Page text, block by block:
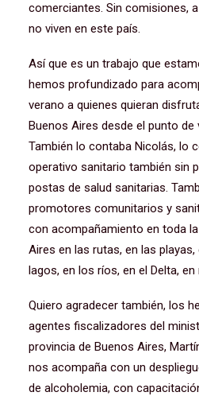
comerciantes. Sin comisiones,
no viven en este país.
Así que es un trabajo que
hemos profundizado para
verano a quienes quieran
Buenos Aires desde el punto de
También lo contaba Nicolás, lo
operativo sanitario también sin
postas de salud sanitarias.
promotores comunitarios y
con acompañamiento en toda
Aires en las rutas, en las
lagos, en los ríos, en el Delta,
Quiero agradecer también, los
agentes fiscalizadores del
provincia de Buenos Aires,
nos acompaña con un
de alcoholemia, con